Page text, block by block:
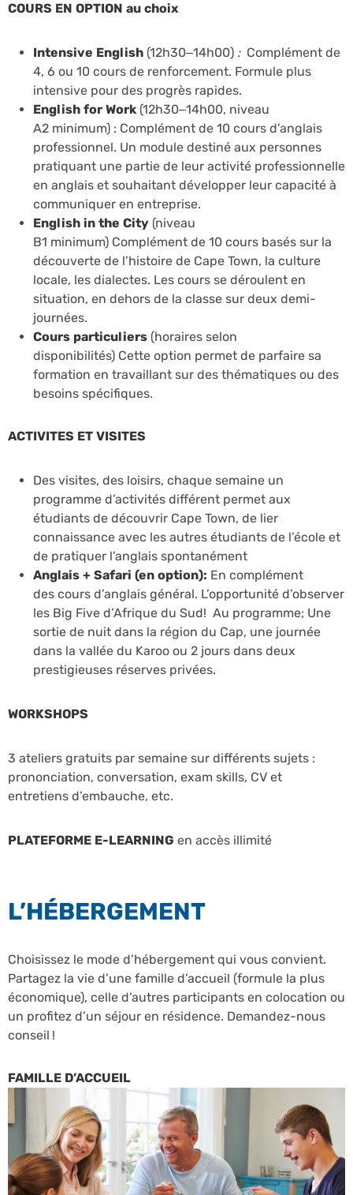
COURS EN OPTION au choix
Intensive English (12h30–14h00) : Complément de
4, 6 ou 10 cours de renforcement. Formule plus
intensive pour des progrès rapides.
English for Work (12h30–14h00, niveau
A2 minimum) : Complément de 10 cours d’anglais
professionnel. Un module destiné aux personnes
pratiquant une partie de leur activité professionnelle
en anglais et souhaitant développer leur capacité à
communiquer en entreprise.
English in the City (niveau
B1 minimum) Complément de 10 cours basés sur la
découverte de l’histoire de Cape Town, la culture
locale, les dialectes. Les cours se déroulent en
situation, en dehors de la classe sur deux demi-
journées.
Cours particuliers (horaires selon
disponibilités) Cette option permet de parfaire sa
formation en travaillant sur des thématiques ou des
besoins spécifiques.
ACTIVITES ET VISITES
Des visites, des loisirs, chaque semaine un
programme d’activités différent permet aux
étudiants de découvrir Cape Town, de lier
connaissance avec les autres étudiants de l’école et
de pratiquer l’anglais spontanément
Anglais + Safari (en option): En complément
des cours d’anglais général. L’opportunité d’observer
les Big Five d’Afrique du Sud! Au programme; Une
sortie de nuit dans la région du Cap, une journée
dans la vallée du Karoo ou 2 jours dans deux
prestigieuses réserves privées.
WORKSHOPS
3 ateliers gratuits par semaine sur différents sujets :
prononciation, conversation, exam skills, CV et
entretiens d’embauche, etc.
PLATEFORME E-LEARNING en accès illimité
L’HÉBERGEMENT
Choisissez le mode d’hébergement qui vous convient.
Partagez la vie d’une famille d’accueil (formule la plus
économique), celle d’autres participants en colocation ou
un profitez d’un séjour en résidence. Demandez-nous
conseil !
FAMILLE D’ACCUEIL